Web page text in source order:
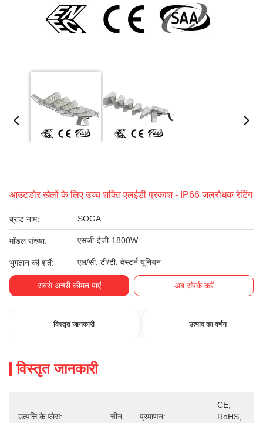
आउटडोर खेलों के लिए उच्च शक्ति एलईडी प्रकाश - IP66 जलरोधक रेटिंग
ब्रांड नाम: SOGA
मॉडल संख्या: एसजी-ईजी-1800W
भुगतान की शर्तें: एल/सी, टी/टी, वेस्टर्न यूनियन
सबसे अच्छी कीमत पाएं अब संपर्क करें
विस्तृत जानकारी उत्पाद का वर्णन
विस्तृत जानकारी
उत्पत्ति के प्लेस: चीन प्रमाणन:
CE,
RoHS,